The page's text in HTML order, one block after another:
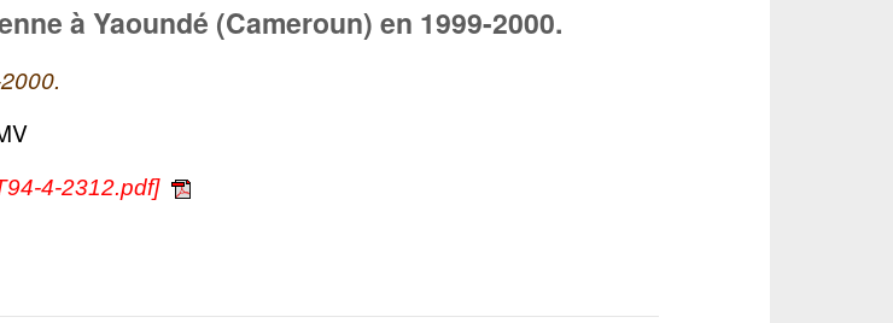
à Yaoundé (Cameroun) en 1999-2000.
4-2312.pdf]